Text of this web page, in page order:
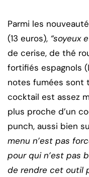
Parmi les
(13 euros), “soyeux
de cerise, de thé
fortifiés espagnols
notes fumées sont
cocktail est assez
plus proche d’un
punch, aussi bien
menu n’est pas
pour qui n’est pas
de rendre cet outil